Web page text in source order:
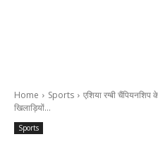
Home Sports
एशिया रग्बी चैंपियनशिप
खिलाड़ियों...
Sports